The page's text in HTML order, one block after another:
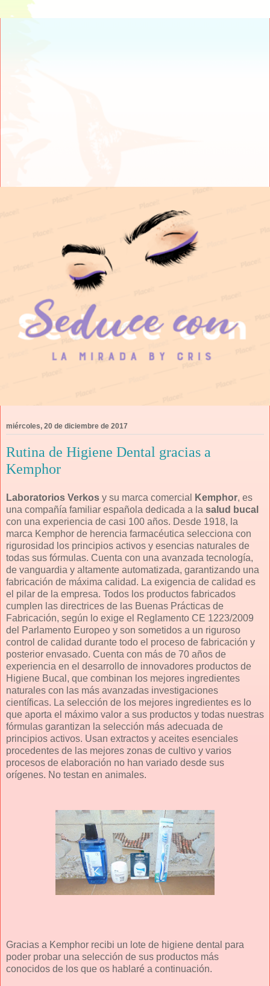
miércoles, 20 de diciembre de 2017
Rutina de Higiene Dental gracias a
Kemphor
Laboratorios Verkos y su marca comercial Kemphor, es
una compañía familiar española dedicada a la salud bucal
con una experiencia de casi 100 años. Desde 1918, la
marca Kemphor de herencia farmacéutica selecciona con
rigurosidad los principios activos y esencias naturales de
todas sus fórmulas. Cuenta con una avanzada tecnología,
de vanguardia y altamente automatizada, garantizando una
fabricación de máxima calidad. La exigencia de calidad es
el pilar de la empresa. Todos los productos fabricados
cumplen las directrices de las Buenas Prácticas de
Fabricación, según lo exige el Reglamento CE 1223/2009
del Parlamento Europeo y son sometidos a un riguroso
control de calidad durante todo el proceso de fabricación y
posterior envasado. Cuenta con más de 70 años de
experiencia en el desarrollo de innovadores productos de
Higiene Bucal, que combinan los mejores ingredientes
naturales con las más avanzadas investigaciones
científicas. La selección de los mejores ingredientes es lo
que aporta el máximo valor a sus productos y todas nuestras
fórmulas garantizan la selección más adecuada de
principios activos. Usan extractos y aceites esenciales
procedentes de las mejores zonas de cultivo y varios
procesos de elaboración no han variado desde sus
orígenes. No testan en animales.
Gracias a Kemphor recibi un lote de higiene dental para
poder probar una selección de sus productos más
conocidos de los que os hablaré a continuación.